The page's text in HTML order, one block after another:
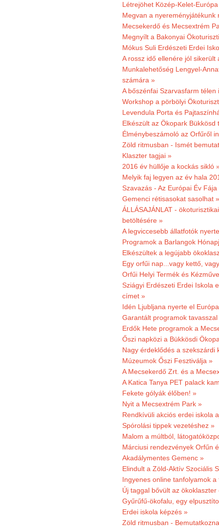
Létrejöhet Közép-Kelet-
Megvan a nyereményjátékunk
Mecsekerdő és Mecsextrém
Megnyílt a Bakonyai
Mókus Suli Erdészeti Erdei
A rossz idő ellenére jól sikerült
Munkalehetőség Lengyel-
számára »
A bőszénfai Szarvasfarm
Workshop a pörbölyi
Levendula Porta és
Elkészült az Ökopark
Élménybeszámoló az Orfűről
Zöld ritmusban - Ismét
Klaszter tagjai »
2016 év hüllője a kockás sikló
Melyik faj legyen az év hala
Szavazás - Az Európai Év
Gemenci rétisasokat sasolhat »
ÁLLÁSAJÁNLAT -
betöltésére »
A legviccesebb állatfotók
Programok a Barlangok
Elkészültek a legújabb
Egy orfűi nap...vagy kettő,
Orfűi Helyi Termék és
Sziágyi Erdészeti Erdei Iskola
címet »
Idén Ljubljana nyerte el
Garantált programok tavasszal
Erdők Hete programok a
Őszi napközi a Bükkösdi
Nagy érdeklődés a szekszárdi
Múzeumok Őszi Fesztiválja »
A Mecsekerdő Zrt. és a
A Katica Tanya PET palack
Fekete gólyák élőben! »
Nyit a Mecsextrém Park »
Rendkívüli akciós erdei iskola
Spórolási tippek vezetéshez »
Malom a múltból,
Márciusi rendezvények Orfűn
Akadálymentes Gemenc »
Elindult a Zöld-Aktív Szociális
Ingyenes online tanfolyamok
Új taggal bővült az ökoklaszter
Gyűrűfű-ökofalu, egy
Erdei iskola képzés »
Zöld ritmusban -